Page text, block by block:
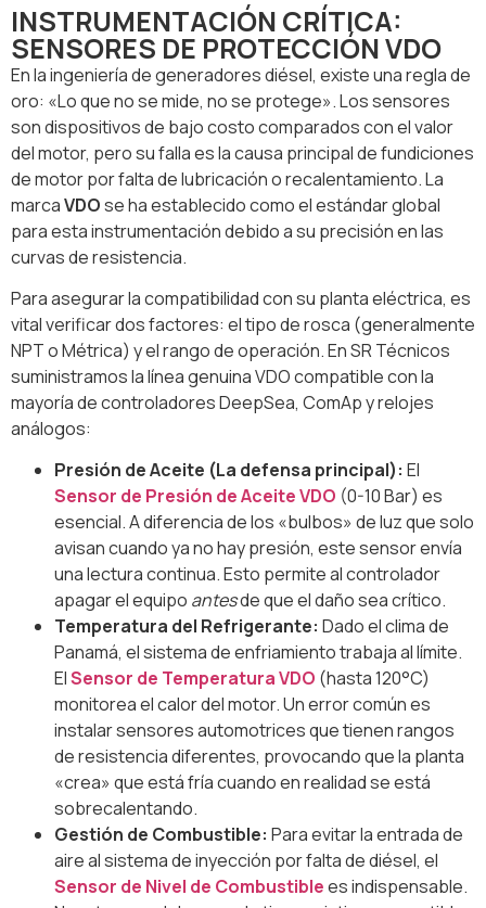
INSTRUMENTACIÓN CRÍTICA:
SENSORES DE PROTECCIÓN VDO
En la ingeniería de generadores diésel, existe una regla de
oro: «Lo que no se mide, no se protege». Los sensores
son dispositivos de bajo costo comparados con el valor
del motor, pero su falla es la causa principal de fundiciones
de motor por falta de lubricación o recalentamiento. La
marcaVDOse ha establecido como el estándar global
para esta instrumentación debido a su precisión en las
curvas de resistencia.
Para asegurar la compatibilidad con su planta eléctrica, es
vital verificar dos factores: el tipo de rosca (generalmente
NPT o Métrica) y el rango de operación. En SR Técnicos
suministramos la línea genuina VDO compatible con la
mayoría de controladores DeepSea, ComAp y relojes
análogos:
Presión de Aceite (La defensa principal): El
Sensor de Presión de Aceite VDO (0-10 Bar) es
esencial. A diferencia de los «bulbos» de luz que solo
avisan cuando ya no hay presión, este sensor envía
una lectura continua. Esto permite al controlador
apagar el equipo antesde que el daño sea crítico.
Temperatura del Refrigerante: Dado el clima de
Panamá, el sistema de enfriamiento trabaja al límite.
ElSensor de Temperatura VDO (hasta 120°C)
monitorea el calor del motor. Un error común es
instalar sensores automotrices que tienen rangos
de resistencia diferentes, provocando que la planta
«crea» que está fría cuando en realidad se está
sobrecalentando.
Gestión de Combustible: Para evitar la entrada de
aire al sistema de inyección por falta de diésel, el
Sensor de Nivel de Combustiblees indispensable.